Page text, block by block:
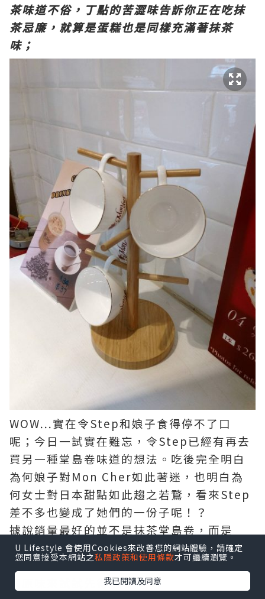
茶味道不俗，丁點的苦澀味告訴你正在吃抹
茶忌廉，就算是蛋糕也是同樣充滿著抹茶
味；
WOW…實在令Step和娘子食得停不了口
呢；今日一試實在難忘，令Step已經有再去
買另一種堂島卷味道的想法。吃後完全明白
為何娘子對Mon Cher如此著迷，也明白為
何女士對日本甜點如此趨之若鶩，看來Step
差不多也變成了她們的一份子呢！？
據說銷量最好的並不是抹茶堂島卷，而是
Original Flavour的原味堂島卷，待Step不
用加班的時候，再來Mon Cher各分店買一
個原味來試試先得？！
U Lifestyle 會使用Cookies來改善您的網站體驗，請確定
您同意接受本網站之私隱政策和使用條款才可繼續瀏覽。
我已閱讀及同意